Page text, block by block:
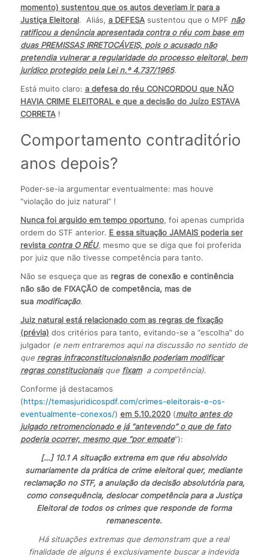
momento) sustentou que os autos deveriam ir para a
Justiça Eleitoral. Aliás, a DEFESAsustentou que o MPF não
ratificou a denúncia apresentada contra o réu com base em
duas PREMISSAS IRRETOCÁVEIS, pois o acusado não
pretendia vulnerar a regularidade do processo eleitoral, bem
jurídico protegido pela Lei n.º 4.737/1965.
Está muito claro: a defesa do réu CONCORDOU que NÃO
HAVIA CRIME ELEITORAL e que a decisão do Juízo ESTAVA
CORRETA!
Comportamento contraditório
anos depois?
Poder-se-ia argumentar eventualmente: mas houve
“violação do juiz natural” !
Nunca foi arguido em tempo oportuno, foi apenas cumprida
ordem do STF anterior. E essa situação JAMAIS poderia ser
revista contra O RÉU, mesmo que se diga que foi proferida
por juiz que não tivesse competência para tanto.
Não se esqueça que as regras de conexão e continência
não são de FIXAÇÃO de competência, mas de
sua modificação.
Juiz natural está relacionado com as regras de fixação
(prévia) dos critérios para tanto, evitando-se a “escolha” do
julgador (e nem entraremos aqui na discussão no sentido de
que regras infraconstitucionaisnão poderiam modificar
regras constitucionaisque fixama competência).
Conforme já destacamos
(https://temasjuridicospdf.com/crimes-eleitorais-e-os-
eventualmente-conexos/) em 5.10.2020(muito antes do
julgado retromencionado e já “antevendo” o que de fato
poderia ocorrer, mesmo que “por empate”):
[…] 10.1 A situação extrema em que réu absolvido
sumariamente da prática de crime eleitoral quer, mediante
reclamação no STF, a anulação da decisão absolutória para,
como consequência, deslocar competência para a Justiça
Eleitoral de todos os crimes que responde de forma
remanescente.
Há situações extremas que demonstram que a real
finalidade de alguns é exclusivamente buscar a indevida